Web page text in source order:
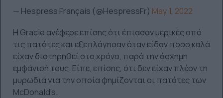
— Hespress Français (@HespressFr) May 1, 2022
Η Gracie ανέφερε επίσης ότι έπιασαν μερικές από
τις πατάτες και εξεπλάγησαν όταν είδαν πόσο καλά
είχαν διατηρηθεί στο χρόνο, παρά την άσχημη
εμφάνισή τους. Είπε, επίσης, ότι δεν είχαν πλέον τη
μυρωδιά για την οποία φημίζονται οι πατάτες των
McDonald's.